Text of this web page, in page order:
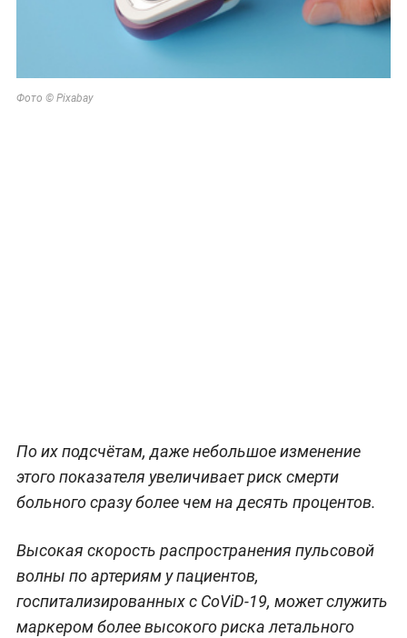
Фото © Pixabay
По их подсчётам, даже небольшое изменение
этого показателя увеличивает риск смерти
больного сразу более чем на десять процентов.
Высокая скорость распространения пульсовой
волны по артериям у пациентов,
госпитализированных с CoViD-19, может служить
маркером более высокого риска летального